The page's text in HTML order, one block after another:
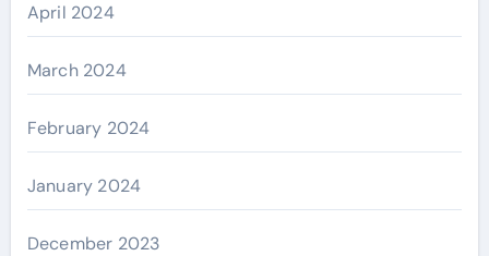
April 2024
March 2024
February 2024
January 2024
December 2023